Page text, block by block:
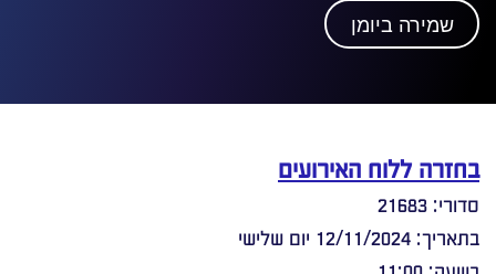
שמירה ביומן
בחזרה ללוח האירועים
סדורי: 21683
בתאריך: 12/11/2024 יום שלישי